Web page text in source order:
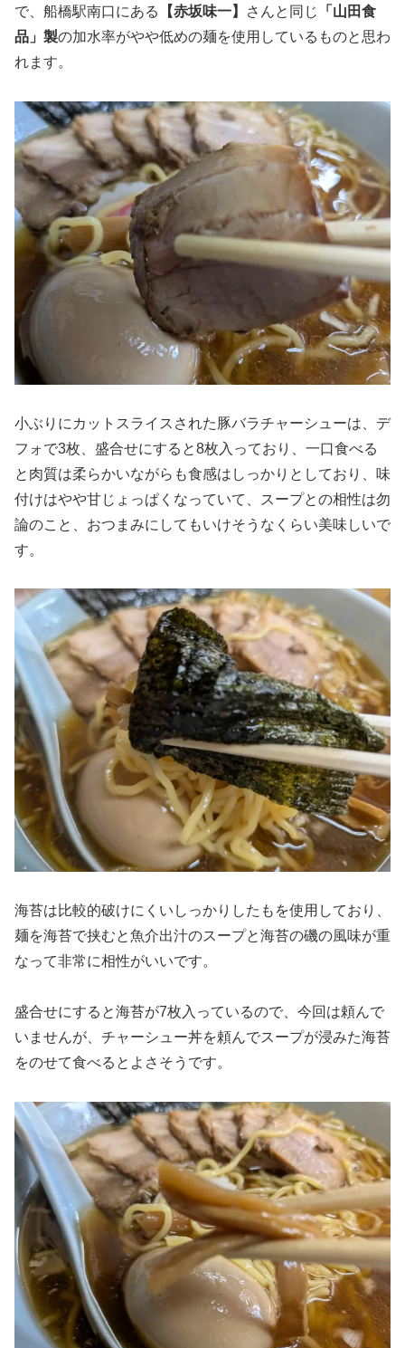
で、船橋駅南口にある 【赤坂味一】 さんと同じ
「山田食
品」製の加水率がやや低めの麺を使用しているものと思わ
れます。
小ぶりにカットスライスされた豚バラチャーシューは、デ
フォで3枚、盛合せにすると8枚入っており、一口食べる
と肉質は柔らかいながらも食感はしっかりとしており、味
付けはやや甘じょっぱくなっていて、スープとの相性は勿
論のこと、おつまみにしてもいけそうなくらい美味しいで
す。
海苔は比較的破けにくいしっかりしたもを使用しており、
麺を海苔で挟むと魚介出汁のスープと海苔の磯の風味が重
なって非常に相性がいいです。
盛合せにすると海苔が7枚入っているので、今回は頼んで
いませんが、チャーシュー丼を頼んでスープが浸みた海苔
をのせて食べるとよさそうです。